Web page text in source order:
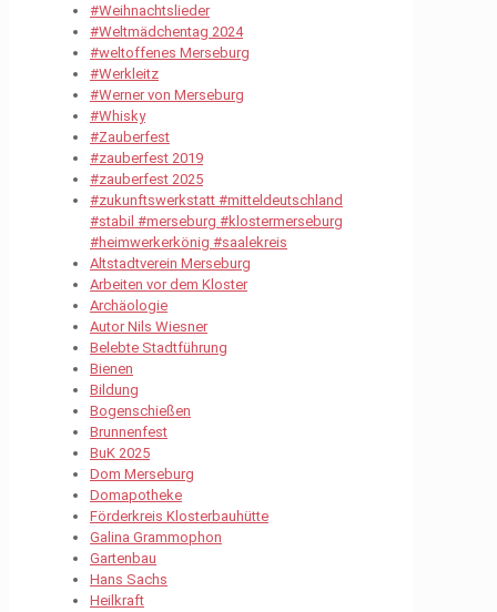
#Weihnachtslieder
#Weltmädchentag 2024
#weltoffenes Merseburg
#Werkleitz
#Werner von Merseburg
#Whisky
#Zauberfest
#zauberfest 2019
#zauberfest 2025
#zukunftswerkstatt #mitteldeutschland
#stabil #merseburg #klostermerseburg
#heimwerkerkönig #saalekreis
Altstadtverein Merseburg
Arbeiten vor dem Kloster
Archäologie
Autor Nils Wiesner
Belebte Stadtführung
Bienen
Bildung
Bogenschießen
Brunnenfest
BuK 2025
Dom Merseburg
Domapotheke
Förderkreis Klosterbauhütte
Galina Grammophon
Gartenbau
Hans Sachs
Heilkraft